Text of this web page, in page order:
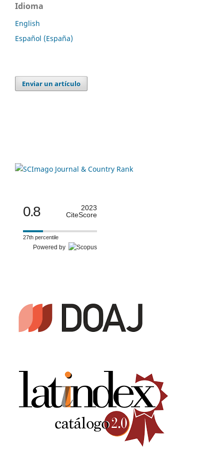
Idioma
English
Español (España)
Enviar un artículo
0.8
2023
CiteScore
27th percentile
Powered by